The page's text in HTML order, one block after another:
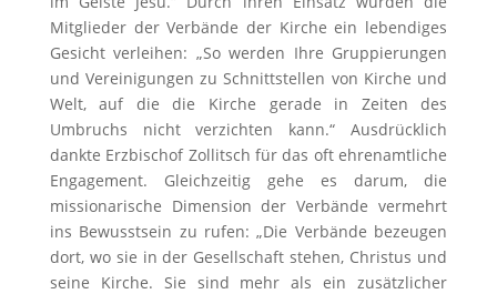
Mitglieder der Verbände der Kirche ein lebendiges
Gesicht verleihen: „So werden Ihre Gruppierungen
und Vereinigungen zu Schnittstellen von Kirche und
Welt, auf die die Kirche gerade in Zeiten des
Umbruchs nicht verzichten kann.“ Ausdrücklich
dankte Erzbischof Zollitsch für das oft ehrenamtliche
Engagement. Gleichzeitig gehe es darum, die
missionarische Dimension der Verbände vermehrt
ins Bewusstsein zu rufen: „Die Verbände bezeugen
dort, wo sie in der Gesellschaft stehen, Christus und
seine Kirche. Sie sind mehr als ein zusätzlicher